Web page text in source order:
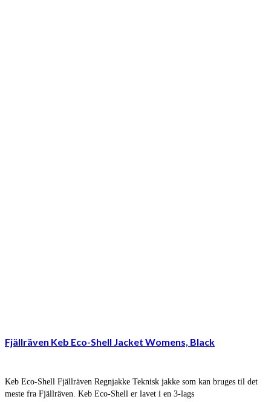
Fjällräven Keb Eco-Shell Jacket Womens, Black
Keb Eco-Shell Fjällräven Regnjakke Teknisk jakke som kan bruges til det
meste fra Fjällräven. Keb Eco-Shell er lavet i en 3-lags